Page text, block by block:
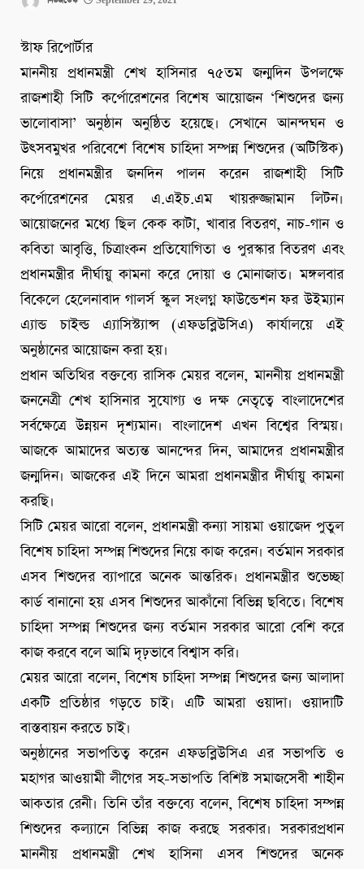
স্টাফ রিপোর্টার
মাননীয় প্রধানমন্ত্রী শেখ হাসিনার ৭৫তম জন্মদিন উপলক্ষে
রাজশাহী সিটি কর্পোরেশনের বিশেষ আয়োজন ‘শিশুদের জন্য
ভালোবাসা’ অনুষ্ঠান অনুষ্ঠিত হয়েছে। সেখানে আনন্দঘন ও
উৎসবমুখর পরিবেশে বিশেষ চাহিদা সম্পন্ন শিশুদের (অটিস্টিক)
নিয়ে প্রধানমন্ত্রীর জনদিন পালন করেন রাজশাহী সিটি
কর্পোরেশনের মেয়র এ.এইচ.এম খায়রুজ্জামান লিটন।
আয়োজনের মধ্যে ছিল কেক কাটা, খাবার বিতরণ, নাচ-গান ও
কবিতা আবৃত্তি, চিত্রাংকন প্রতিযোগিতা ও পুরস্কার বিতরণ এবং
প্রধানমন্ত্রীর দীর্ঘায়ু কামনা করে দোয়া ও মোনাজাত। মঙ্গলবার
বিকেলে হেলেনাবাদ গালর্স স্কুল সংলগ্ন ফাউন্ডেশন ফর উইম্যান
এ্যান্ড চাইল্ড এ্যাসিস্ট্যান্স (এফডব্লিউসিএ) কার্যালয়ে এই
অনুষ্ঠানের আয়োজন করা হয়।
প্রধান অতিথির বক্তব্যে রাসিক মেয়র বলেন, মাননীয় প্রধানমন্ত্রী
জননেত্রী শেখ হাসিনার সুযোগ্য ও দক্ষ নেতৃত্বে বাংলাদেশের
সর্বক্ষেত্রে উন্নয়ন দৃশ্যমান। বাংলাদেশ এখন বিশ্বের বিস্ময়।
আজকে আমাদের অত্যন্ত আনন্দের দিন, আমাদের প্রধানমন্ত্রীর
জন্মদিন। আজকের এই দিনে আমরা প্রধানমন্ত্রীর দীর্ঘায়ু কামনা
করছি।
সিটি মেয়র আরো বলেন, প্রধানমন্ত্রী কন্যা সায়মা ওয়াজেদ পুতুল
বিশেষ চাহিদা সম্পন্ন শিশুদের নিয়ে কাজ করেন। বর্তমান সরকার
এসব শিশুদের ব্যাপারে অনেক আন্তরিক। প্রধানমন্ত্রীর শুভেচ্ছা
কার্ড বানানো হয় এসব শিশুদের আকাঁনো বিভিন্ন ছবিতে। বিশেষ
চাহিদা সম্পন্ন শিশুদের জন্য বর্তমান সরকার আরো বেশি করে
কাজ করবে বলে আমি দৃঢ়ভাবে বিশ্বাস করি।
মেয়র আরো বলেন, বিশেষ চাহিদা সম্পন্ন শিশুদের জন্য আলাদা
একটি প্রতিষ্ঠার গড়তে চাই। এটি আমরা ওয়াদা। ওয়াদাটি
বাস্তবায়ন করতে চাই।
অনুষ্ঠানের সভাপতিত্ব করেন এফডব্লিউসিএ এর সভাপতি ও
মহাগর আওয়ামী লীগের সহ-সভাপতি বিশিষ্ট সমাজসেবী শাহীন
আকতার রেনী। তিনি তাঁর বক্তব্যে বলেন, বিশেষ চাহিদা সম্পন্ন
শিশুদের কল্যানে বিভিন্ন কাজ করছে সরকার। সরকারপ্রধান
মাননীয় প্রধানমন্ত্রী শেখ হাসিনা এসব শিশুদের অনেক